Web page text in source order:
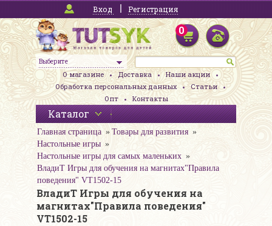
Вход Регистрация
Выберите
0
О магазине Доставка
Наши акции
Обработка персональных данных
Статьи
Опт
Контакты
Каталог
Главная страница
Товары для развития
Настольные игры
Настольные игры для самых маленьких
ВладиТ Игры для обучения на магнитах"Правила
поведения" VT1502-15
ВладиТ Игры для обучения на
магнитах"Правила поведения"
VT1502-15